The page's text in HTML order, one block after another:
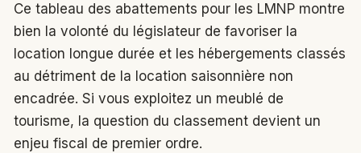
Ce tableau des abattements pour les LMNP montre
bien la volonté du législateur de favoriser la
location longue durée et les hébergements classés
au détriment de la location saisonnière non
encadrée. Si vous exploitez un meublé de
tourisme, la question du classement devient un
enjeu fiscal de premier ordre.